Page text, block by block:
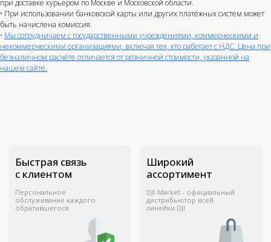
при доставке курьером по Москве и Московской области.
• При использовании банковской карты или других платёжных систем может
быть начислена комиссия.
• Мы сотрудничаем с государственными учреждениями, коммерческими и
некоммерческими организациями, включая тех, кто работает с НДС. Цена при
безналичном расчёте отличается от розничной стоимости, указанной на
нашем сайте.